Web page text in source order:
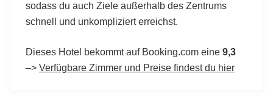
sodass du auch Ziele außerhalb des Zentrums
schnell und unkompliziert erreichst.
Dieses Hotel bekommt auf Booking.com eine 9,3
–> Verfügbare Zimmer und Preise findest du hier